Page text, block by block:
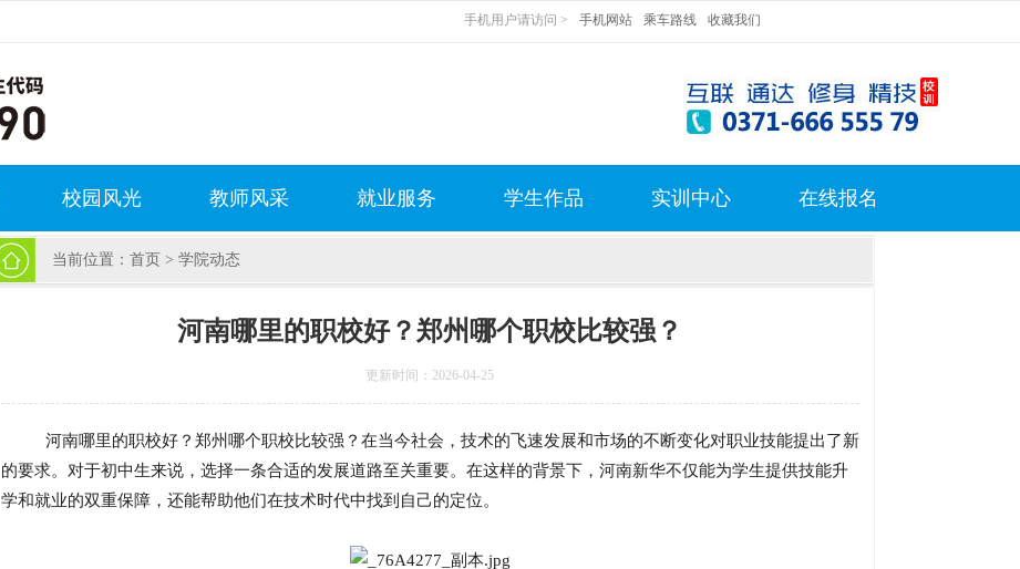
手机用户请访问 > 手机网站 乘车路线 收藏我们
校园风光 教师风采 就业服务 学生作品 实训中心 在线报名
当前位置： 首页 > 学院动态
河南哪里的职校好？郑州哪个职校比较强？
更新时间：2026-04-25
河南哪里的职校好？郑州哪个职校比较强？在当今社会，技术的飞速发展和市场的不断变化对职业技能提出了新
的要求。对于初中生来说，选择一条合适的发展道路至关重要。在这样的背景下，河南新华不仅能为学生提供技能升
学和就业的双重保障，还能帮助他们在技术时代中找到自己的定位。